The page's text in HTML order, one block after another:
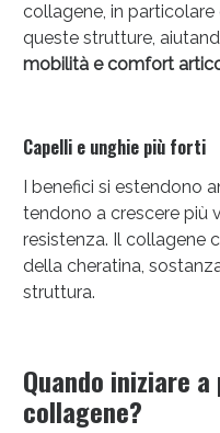
collagene, in
queste strutture,
mobilità e comfort
Capelli e unghie più forti
I benefici si estendono
tendono a crescere più
resistenza. Il collagene
della cheratina,
struttura.
Quando iniziare
collagene?
Scopri